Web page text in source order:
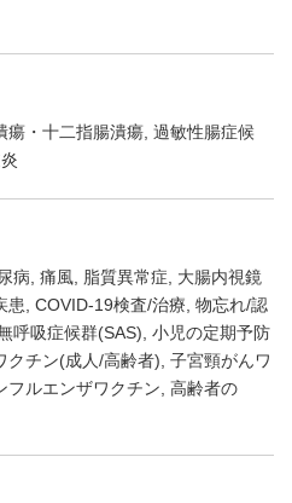
瘍・十二指腸潰瘍 過敏性腸症候
病 痛風 脂質異常症
大腸内視鏡
患 COVID-19検査/治療 物忘れ/認
呼吸症候群(SAS) 小児の定期予防
クチン(成人/高齢者) 子宮頸がんワ
フルエンザワクチン 高齢者の